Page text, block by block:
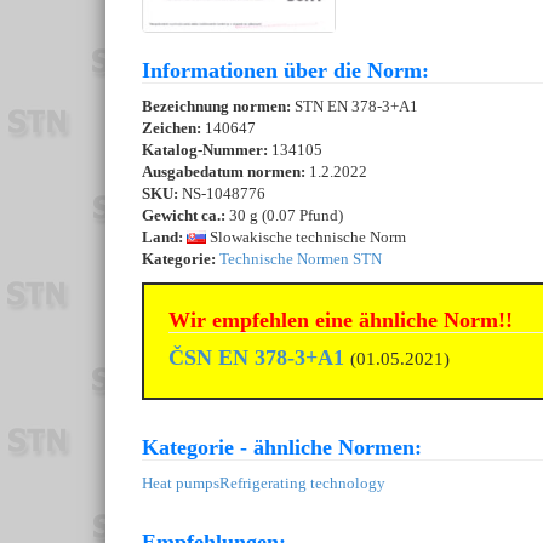
Informationen über die Norm:
Bezeichnung normen: STN EN 378-3+A1
Zeichen: 140647
Katalog-Nummer: 134105
Ausgabedatum normen: 1.2.2022
SKU: NS-1048776
Gewicht ca.: 30 g (0.07 Pfund)
Land:
Slowakische technische Norm
Kategorie: Technische Normen STN
Wir empfehlen eine ähnliche Norm!!
ČSN EN 378-3+A1 (01.05.2021)
Kategorie - ähnliche Normen:
Heat pumpsRefrigerating technology